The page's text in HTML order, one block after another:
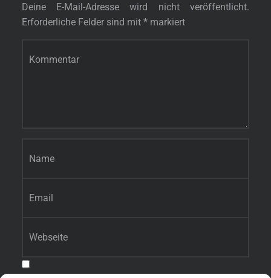
Deine E-Mail-Adresse wird nicht veröffentlicht.
Erforderliche Felder sind mit *markiert